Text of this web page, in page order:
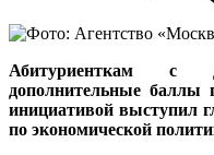
Абитуриенткам с
дополнительные баллы
инициативой выступил
по экономической